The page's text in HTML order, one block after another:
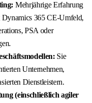
Mehrjährige Erfahrung
365 CE-Umfeld,
PSA oder
Sie
Unternehmen,
Dienstleistern.
(einschließlich agiler